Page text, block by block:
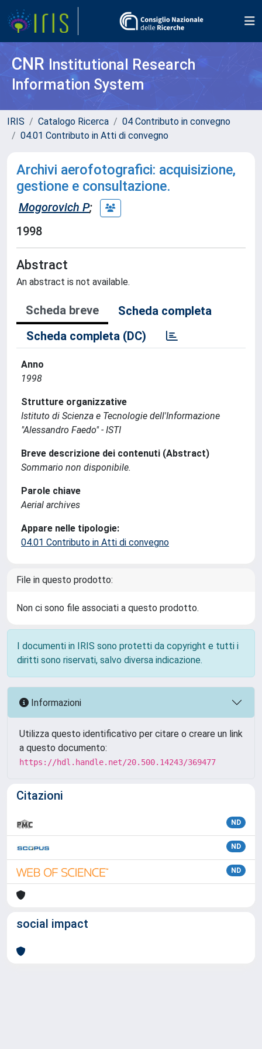
CNR Institutional Research
Information System
IRIS Catalogo Ricerca
04 Contributo in convegno
04.01 Contributo in Atti di convegno
Archivi aerofotografici: acquisizione,
gestione e consultazione.
Mogorovich P;
1998
Abstract
An abstract is not available.
Scheda breve
Scheda completa
Scheda completa (DC)
Anno
1998
Strutture organizzative
Istituto di Scienza e Tecnologie dell'Informazione
"Alessandro Faedo" - ISTI
Breve descrizione dei contenuti (Abstract)
Sommario non disponibile.
Parole chiave
Aerial archives
Appare nelle tipologie:
04.01 Contributo in Atti di convegno
File in questo prodotto:
Non ci sono file associati a questo prodotto.
I documenti in IRIS sono protetti da copyright e tutti i
diritti sono riservati, salvo diversa indicazione.
Informazioni
Utilizza questo identificativo per citare o creare un link
a questo documento:
https://hdl.handle.net/20.500.14243/369477
Citazioni
ND
ND
ND
social impact